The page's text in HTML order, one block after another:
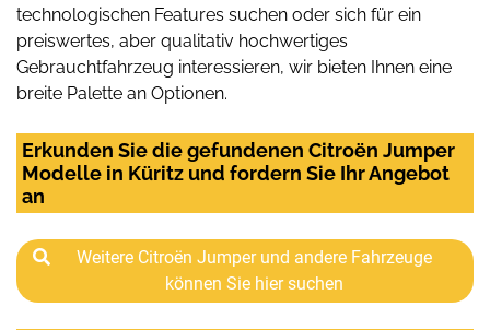
technologischen Features suchen oder sich für ein
preiswertes, aber qualitativ hochwertiges
Gebrauchtfahrzeug interessieren, wir bieten Ihnen eine
breite Palette an Optionen.
Erkunden Sie die gefundenen Citroën Jumper
Modelle in Küritz und fordern Sie Ihr Angebot
an
Weitere Citroën Jumper und andere Fahrzeuge
können Sie hier suchen